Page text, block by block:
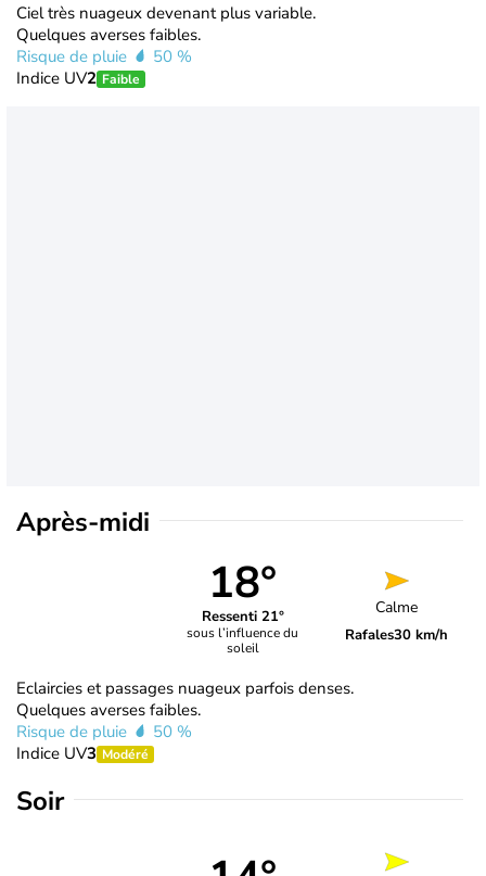
Ciel très nuageux devenant plus variable.
Quelques averses faibles.
Risque de pluie
50 %
Indice UV2 Faible
Après-midi
18°
Ressenti 21°
sous l’influence du
soleil
Calme
Rafales30 km/h
Eclaircies et passages nuageux parfois denses.
Quelques averses faibles.
Risque de pluie
50 %
Indice UV3 Modéré
Soir